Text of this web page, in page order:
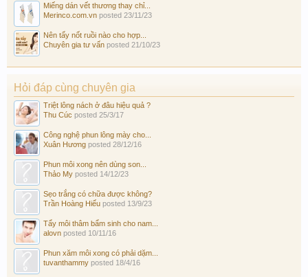
Miếng dán vết thương thay chỉ...
Merinco.com.vn posted 23/11/23
Nên tẩy nốt ruồi nào cho hợp...
Chuyên gia tư vấn posted 21/10/23
Hỏi đáp cùng chuyên gia
Triệt lông nách ở đâu hiệu quả ?
Thu Cúc posted 25/3/17
Công nghệ phun lông mày cho...
Xuân Hương posted 28/12/16
Phun môi xong nên dùng son...
Thảo My posted 14/12/23
Sẹo trắng có chữa được không?
Trần Hoàng Hiếu posted 13/9/23
Tẩy môi thâm bẩm sinh cho nam...
alovn posted 10/11/16
Phun xăm môi xong có phải dặm...
tuvanthammy posted 18/4/16